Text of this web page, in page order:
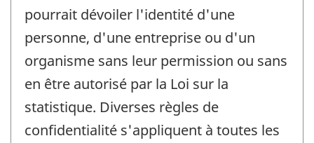
pourrait dévoiler l'identité d'une
personne, d'une entreprise ou d'un
organisme sans leur permission ou sans
en être autorisé par la Loi sur la
statistique. Diverses règles de
confidentialité s'appliquent à toutes les